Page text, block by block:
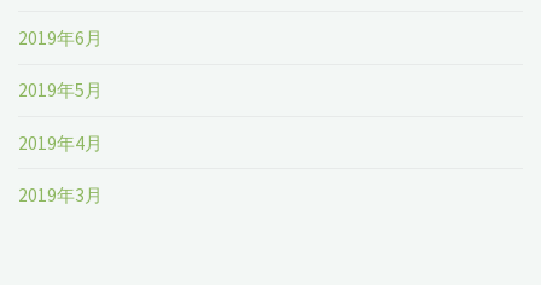
2019年6月
2019年5月
2019年4月
2019年3月